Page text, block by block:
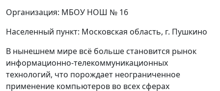
Организация: МБОУ НОШ № 16
Населенный пункт: Московская область, г. Пушкино
В нынешнем мире всё больше становится рынок
информационно-телекоммуникационных
технологий, что порождает неограниченное
применение компьютеров во всех сферах